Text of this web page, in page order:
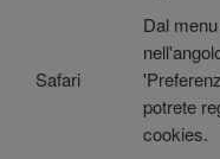
Safari
Dal
potrete
cookies.